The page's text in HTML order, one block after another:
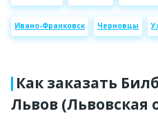
Ивано-Франковск Черновцы
Как заказать
Львов (Львовская